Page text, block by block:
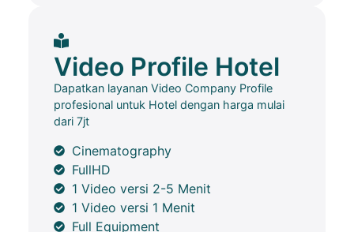
Video Profile Hotel
Dapatkan layanan Video Company Profile
profesional untuk Hotel dengan harga mulai
dari 7jt
Cinematography
FullHD
1 Video versi 2-5 Menit
1 Video versi 1 Menit
Full Equipment